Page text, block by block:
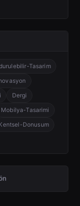
Tasarim
Dergi
Mobilya-Tasarimi
Donusum